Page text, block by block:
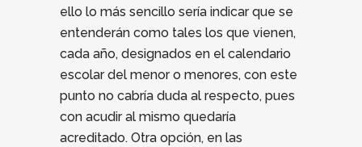
ello lo más sencillo sería indicar que se
entenderán como tales los que vienen,
cada año, designados en el calendario
escolar del menor o menores, con este
punto no cabría duda al respecto, pues
con acudir al mismo quedaría
acreditado. Otra opción, en las